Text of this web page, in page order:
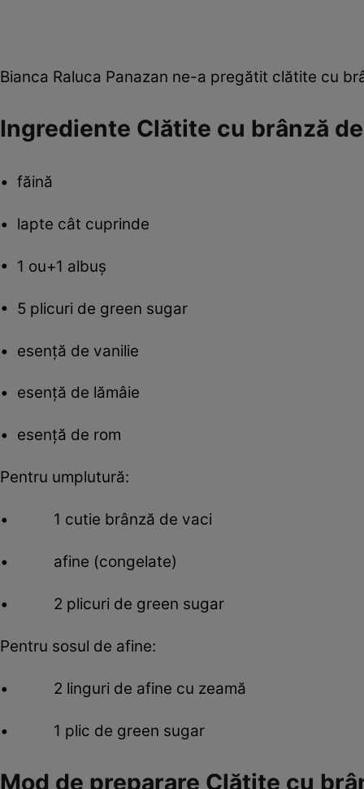
Bianca Raluca Panazan ne-a pregătit clătite cu
Ingrediente Clătite cu brânză
• făină
• lapte cât cuprinde
• 1 ou+1 albuş
• 5 plicuri de green sugar
• esenţă de vanilie
• esenţă de lămâie
• esenţă de rom
Pentru umplutură:
• 1 cutie brânză de vaci
• afine (congelate)
• 2 plicuri de green sugar
Pentru sosul de afine:
• 2 linguri de afine cu zeamă
• 1 plic de green sugar
Mod de preparare Clătite cu